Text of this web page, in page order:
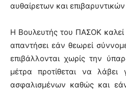
αυθαίρετων και
Η Βουλευτής του ΠΑΣΟΚ
απαντήσει εάν θεωρεί
επιβάλλονται χωρίς την
μέτρα προτίθεται να
ασφαλισμένων καθώς και εάν